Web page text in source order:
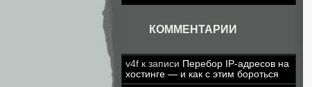
КОММЕНТАРИИ
v4f к записи Перебор IP-адресов на
хостинге — и как с этим бороться